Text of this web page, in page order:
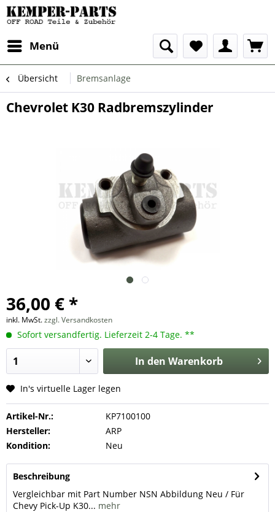
Menü
Übersicht Bremsanlage
Chevrolet K30 Radbremszylinder
36,00 € *
inkl. MwSt.zzgl. Versandkosten
Sofort versandfertig. Lieferzeit 2-4 Tage. **
In den Warenkorb
In's virtuelle Lager legen
Artikel-Nr.:
KP7100100
Hersteller:
ARP
Kondition:
Neu
Beschreibung
Vergleichbar mit Part Number NSN Abbildung Neu / Für
Chevy Pick-Up K30... mehr